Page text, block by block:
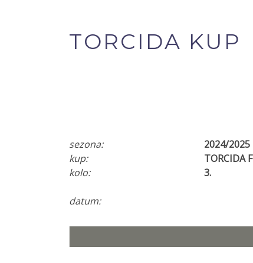
TORCIDA KUP
sezona: 2024/2025
kup:
TORCIDA F
kolo:
3.
datum: